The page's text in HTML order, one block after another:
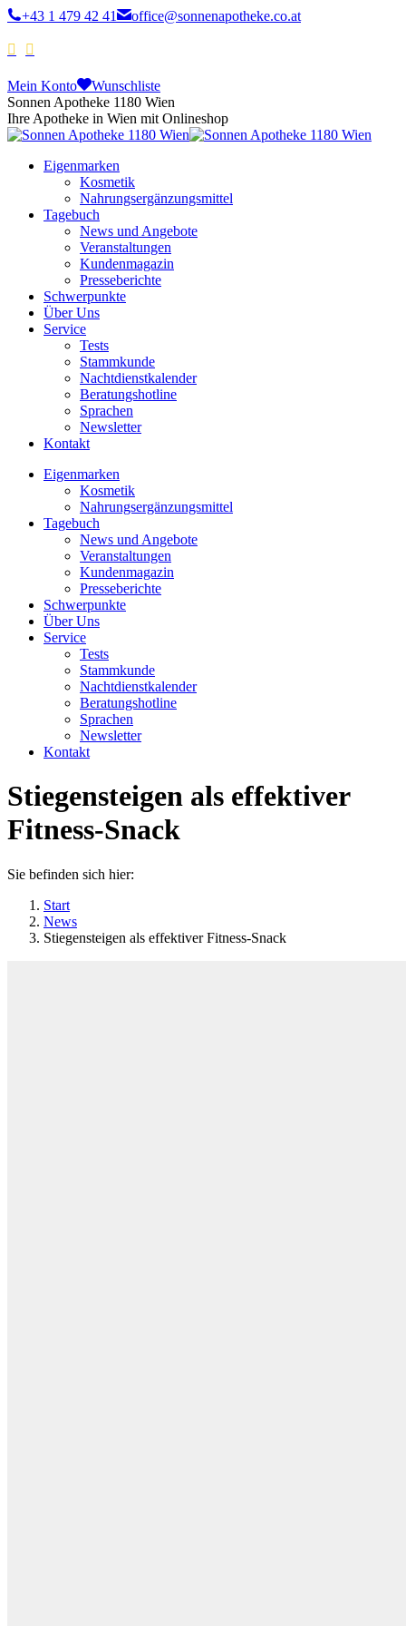
+43 1 479 42 41 office@sonnenapotheke.co.at
Mein Konto
Wunschliste
Sonnen Apotheke 1180 Wien
Ihre Apotheke in Wien mit Onlineshop
Eigenmarken
Kosmetik
Nahrungsergänzungsmittel
Tagebuch
News und Angebote
Veranstaltungen
Kundenmagazin
Presseberichte
Schwerpunkte
Über Uns
Service
Tests
Stammkunde
Nachtdienstkalender
Beratungshotline
Sprachen
Newsletter
Kontakt
Eigenmarken
Kosmetik
Nahrungsergänzungsmittel
Tagebuch
News und Angebote
Veranstaltungen
Kundenmagazin
Presseberichte
Schwerpunkte
Über Uns
Service
Tests
Stammkunde
Nachtdienstkalender
Beratungshotline
Sprachen
Newsletter
Kontakt
Stiegensteigen als effektiver
Fitness-Snack
Sie befinden sich hier:
Start
News
Stiegensteigen als effektiver Fitness-Snack